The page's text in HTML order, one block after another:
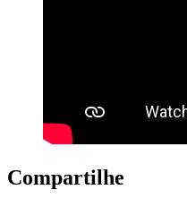
Compartilhe